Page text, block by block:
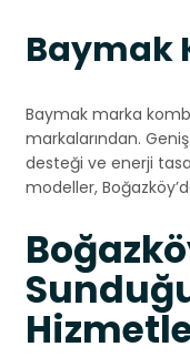
Baymak
Baymak marka
markalarından.
desteği ve enerji
modeller,